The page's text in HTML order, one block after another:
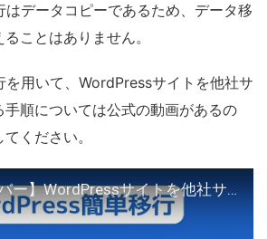
データコピーであるため、データ移
ことはありません。
用いて、WordPressサイトを他社サ
手順については公式の動画があるの
ください。
【エックスサーバー】WordPressサイトを他社サーバーから移行する手順